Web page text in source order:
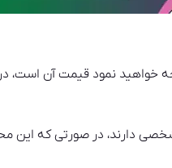
خواهید نمود قیمت آن است،
دارند، در صورتی که این